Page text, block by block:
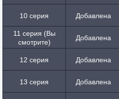
10 серия Добавлена
11 серия (Вы
смотрите)
Добавлена
12 серия Добавлена
13 серия Добавлена